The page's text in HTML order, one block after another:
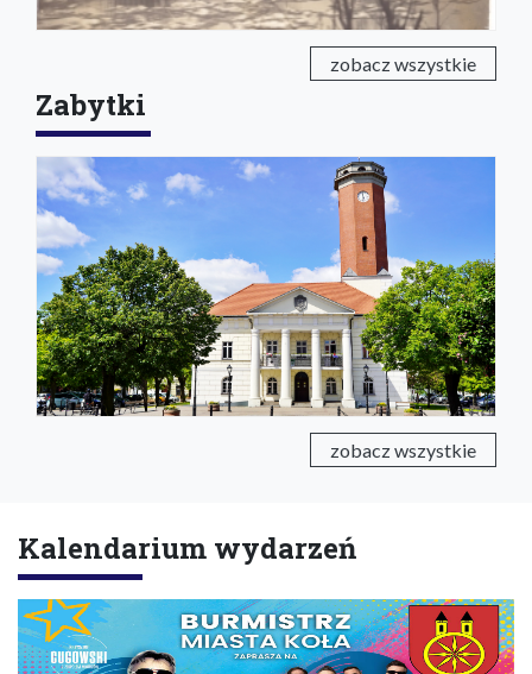
zobacz wszystkie
Zabytki
zobacz wszystkie
Kalendarium wydarzeń